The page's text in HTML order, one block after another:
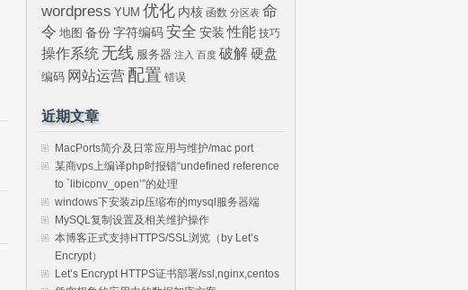
wordpress YUM 优化 内核 函数 分区表 命
令 地图 备份 字符编码 安全 安装 性能 技巧
操作系统 无线 服务器 注入 百度 破解硬盘
编码 网站运营 配置 错误
近期文章
MacPorts简介及日常应用与维护/mac port
某商vps上编译php时报错“undefined reference
to `libiconv_open’”的处理
windows下安装zip压缩布的mysql服务器端
MySQL复制设置及相关维护操作
本博客正式支持HTTPS/SSL浏览（by Let’s
Encrypt）
Let’s Encrypt HTTPS证书部署/ssl,nginx,centos